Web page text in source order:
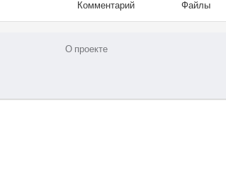
Комментарий Файлы
О проекте